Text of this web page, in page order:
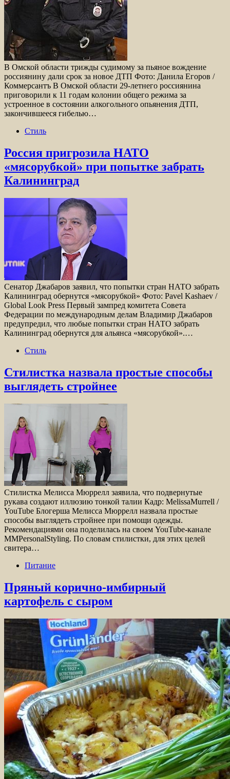
В Омской области трижды судимому за пьяное вождение
россиянину дали срок за новое ДТП Фото: Данила Егоров /
Коммерсантъ В Омской области 29-летнего россиянина
приговорили к 11 годам колонии общего режима за
устроенное в состоянии алкогольного опьянения ДТП,
закончившееся гибелью…
Стиль
Россия пригрозила НАТО
«мясорубкой» при попытке забрать
Калининград
Сенатор Джабаров заявил, что попытки стран НАТО забрать
Калининград обернутся «мясорубкой» Фото: Pavel Kashaev /
Global Look Press Первый зампред комитета Совета
Федерации по международным делам Владимир Джабаров
предупредил, что любые попытки стран НАТО забрать
Калининград обернутся для альянса «мясорубкой».…
Стиль
Стилистка назвала простые способы
выглядеть стройнее
Стилистка Мелисса Мюррелл заявила, что подвернутые
рукава создают иллюзию тонкой талии Кадр: MelissaMurrell /
YouTube Блогерша Мелисса Мюррелл назвала простые
способы выглядеть стройнее при помощи одежды.
Рекомендациями она поделилась на своем YouTube-канале
MMPersonalStyling. По словам стилистки, для этих целей
свитера…
Питание
Пряный корично-имбирный
картофель с сыром